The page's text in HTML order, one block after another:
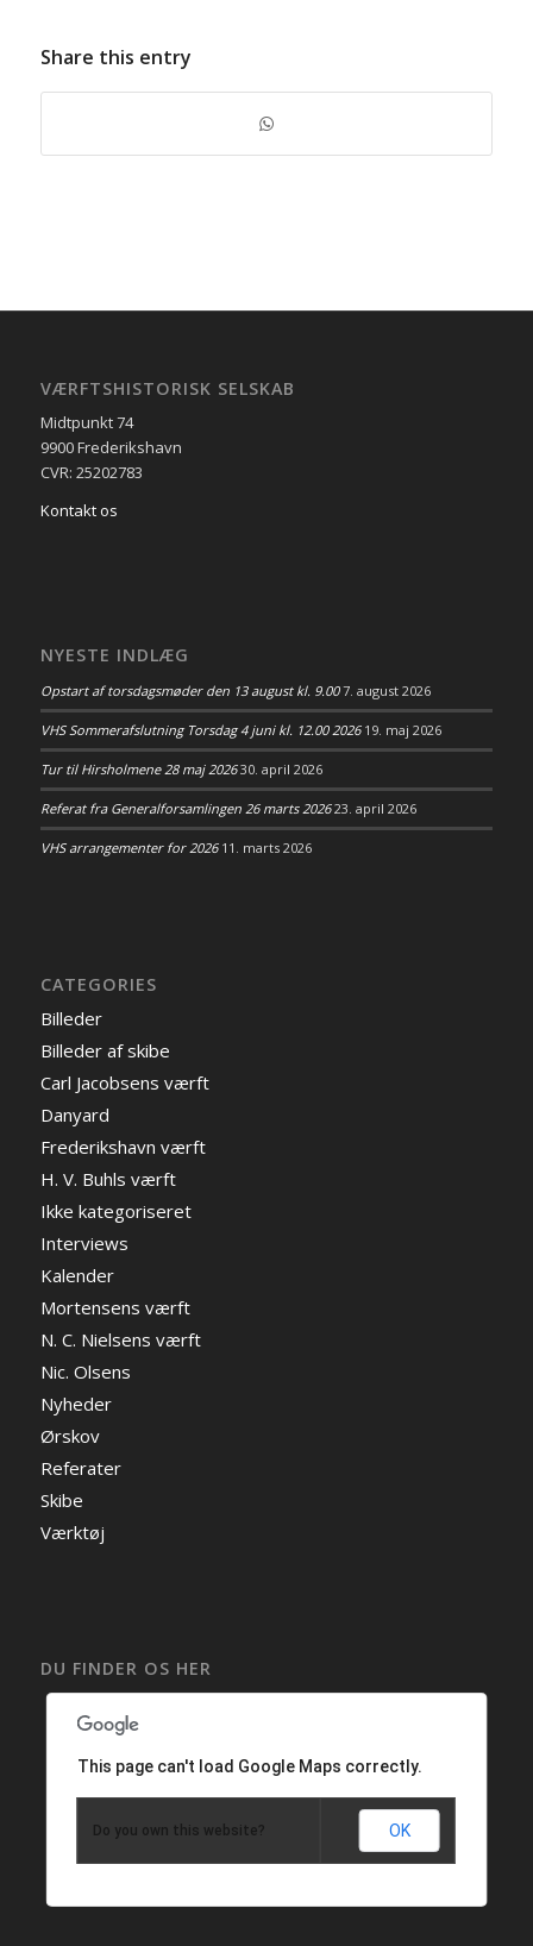
Share this entry
VÆRFTSHISTORISK SELSKAB
Midtpunkt 74
9900 Frederikshavn
CVR: 25202783
Kontakt os
NYESTE INDLÆG
Opstart af torsdagsmøder den 13 august kl. 9.00 7. august 2026
VHS Sommerafslutning Torsdag 4 juni kl. 12.00 2026 19. maj 2026
Tur til Hirsholmene 28 maj 2026 30. april 2026
Referat fra Generalforsamlingen 26 marts 2026 23. april 2026
VHS arrangementer for 2026 11. marts 2026
CATEGORIES
Billeder
Billeder af skibe
Carl Jacobsens værft
Danyard
Frederikshavn værft
H. V. Buhls værft
Ikke kategoriseret
Interviews
Kalender
Mortensens værft
N. C. Nielsens værft
Nic. Olsens
Nyheder
Ørskov
Referater
Skibe
Værktøj
DU FINDER OS HER
This page can't load Google Maps correctly.
Do you own this website? OK